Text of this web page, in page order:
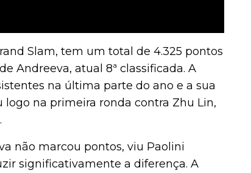
Slam, tem um total de 4.325 pontos
Andreeva, atual 8ª classificada. A
na última parte do ano e a sua
na primeira ronda contra Zhu Lin,
não marcou pontos, viu Paolini
significativamente a diferença. A